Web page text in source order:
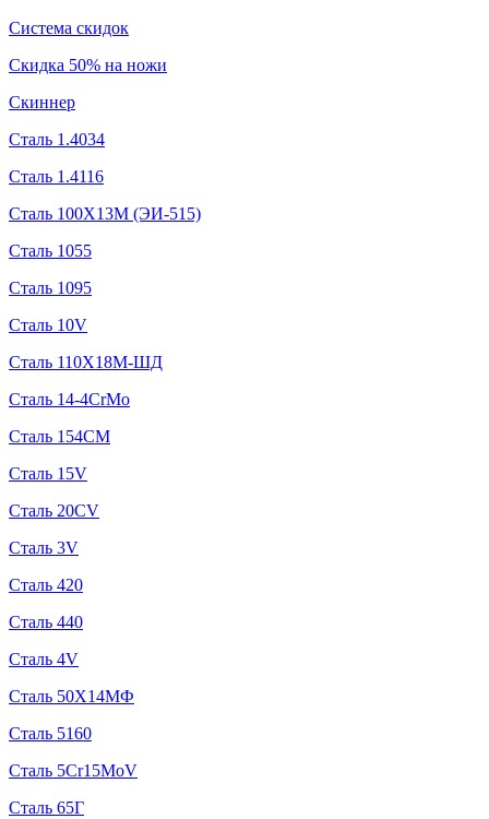
Система скидок
Скидка 50% на ножи
Скиннер
Сталь 1.4034
Сталь 1.4116
Сталь 100Х13М (ЭИ-515)
Сталь 1055
Сталь 1095
Сталь 10V
Сталь 110Х18М-ШД
Сталь 14-4CrMo
Сталь 154CM
Сталь 15V
Сталь 20CV
Сталь 3V
Сталь 420
Сталь 440
Сталь 4V
Сталь 50Х14МФ
Сталь 5160
Сталь 5Cr15MoV
Сталь 65Г